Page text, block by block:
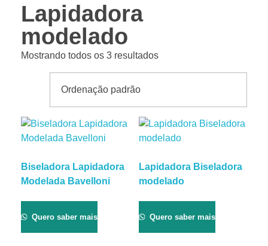
Lapidadora
modelado
Mostrando todos os 3 resultados
Biseladora Lapidadora
Modelada Bavelloni
Quero saber mais
Lapidadora Biseladora
modelado
Quero saber mais